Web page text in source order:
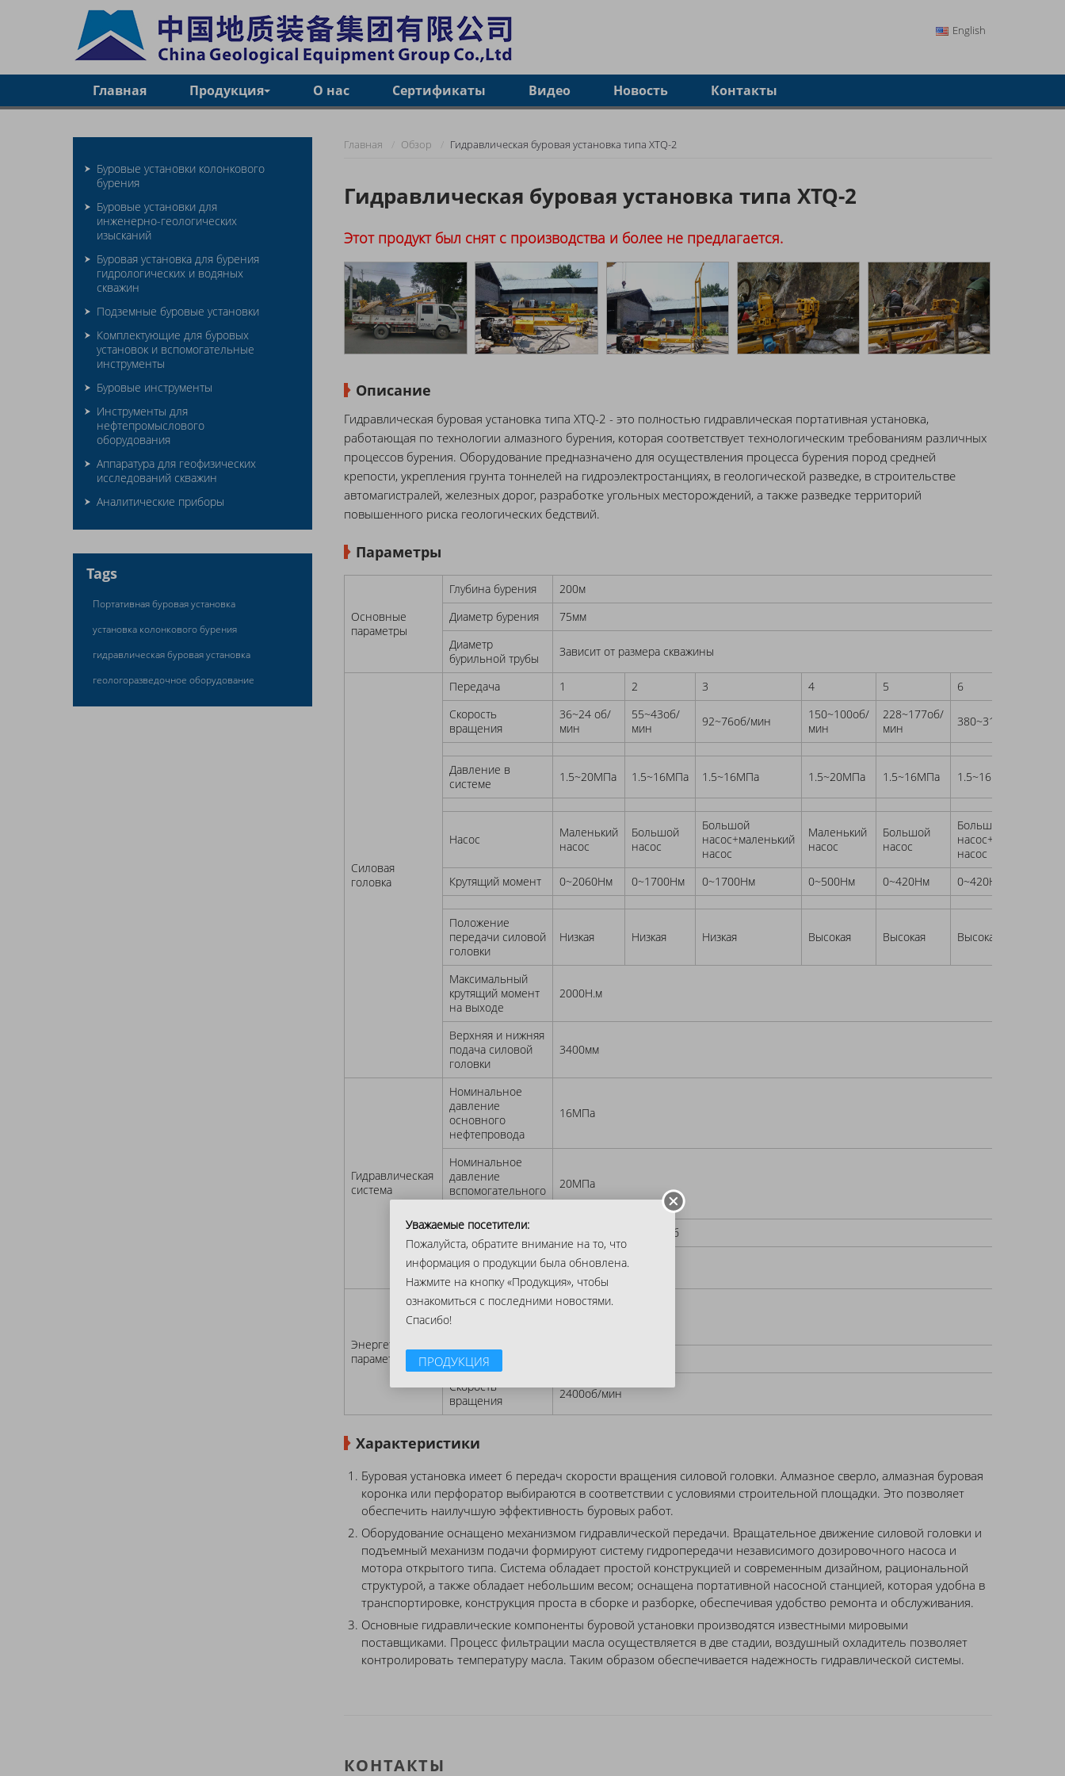
English
Главная Продукция О нас Сертификаты Видео Новость Контакты
Главная Обзор Гидравлическая буровая установка типа XTQ-2
Гидравлическая буровая установка типа XTQ-2
Этот продукт был снят с производства и более не предлагается.
Описание
Гидравлическая буровая установка типа XTQ-2 - это полностью гидравлическая портативная установка,
работающая по технологии алмазного бурения, которая соответствует технологическим требованиям различных
процессов бурения. Оборудование предназначено для осуществления процесса бурения пород средней
крепости, укрепления грунта тоннелей на гидроэлектростанциях, в геологической разведке, в строительстве
автомагистралей, железных дорог, разработке угольных месторождений, а также разведке территорий
повышенного риска геологических бедствий.
Параметры
Основные
параметры
Глубина бурения
200м
Диаметр бурения
75мм
Диаметр
бурильной трубы
Зависит от размера скважины
Силовая
головка
Передача 1 2 3 4 5
6
Скорость
вращения
36~24 об/
мин
55~43об/
мин
92~76об/мин
150~100об/
мин
228~177об/
мин
380~315об/мин
Давление в
системе
1.5~20МПа 1.5~16МПа 1.5~16МПа 1.5~20МПа 1.5~16МПа 1.5~16МПа
Насос
Маленький
насос
Большой
насос
Большой
насос+маленький
насос
Маленький
насос
Большой
насос
Большой
насос+маленький
насос
Крутящий момент
0~2060Нм 0~1700Нм 0~1700Нм 0~500Нм 0~420Нм 0~420Нм
Положение
передачи силовой
головки
Низкая Низкая Низкая Высокая Высокая Высокая
Максимальный
крутящий момент
на выходе
2000Н.м
Верхняя и нижняя
подача силовой
головки
3400мм
Гидравлическая
система
Номинальное
давление
основного
нефтепровода
16МПа
Номинальное
давление
вспомогательного
20МПа
Выпускной объем
30.47 + 20.3 + 5.1мл/об
Скорость
2500об/мин
Энергетические
параметры
Модель
дизельного
Мощность
Скорость
вращения
2400об/мин
Характеристики
Буровая установка имеет 6 передач скорости вращения силовой головки. Алмазное сверло, алмазная буровая
коронка или перфоратор выбираются в соответствии с условиями строительной площадки. Это позволяет
обеспечить наилучшую эффективность буровых работ.
Оборудование оснащено механизмом гидравлической передачи. Вращательное движение силовой головки и
подъемный механизм подачи формируют систему гидропередачи независимого дозировочного насоса и
мотора открытого типа. Система обладает простой конструкцией и современным дизайном, рациональной
структурой, а также обладает небольшим весом; оснащена портативной насосной станцией, которая удобна в
транспортировке, конструкция проста в сборке и разборке, обеспечивая удобство ремонта и обслуживания.
Основные гидравлические компоненты буровой установки производятся известными мировыми
поставщиками. Процесс фильтрации масла осуществляется в две стадии, воздушный охладитель позволяет
контролировать температуру масла. Таким образом обеспечивается надежность гидравлической системы.
КОНТАКТЫ
Буровые установки колонкового
бурения
Буровые установки для
инженерно-геологических
изысканий
Буровая установка для бурения
гидрологических и водяных
скважин
Подземные буровые установки
Комплектующие для буровых
установок и вспомогательные
инструменты
Буровые инструменты
Инструменты для
нефтепромыслового
оборудования
Аппаратура для геофизических
исследований скважин
Аналитические приборы
Tags
Портативная буровая установка
установка колонкового бурения
гидравлическая буровая установка
геологоразведочное оборудование
Уважаемые посетители:
Пожалуйста, обратите внимание на то, что
информация о продукции была обновлена.
Нажмите на кнопку «Продукция», чтобы
ознакомиться с последними новостями.
Спасибо!
ПРОДУКЦИЯ